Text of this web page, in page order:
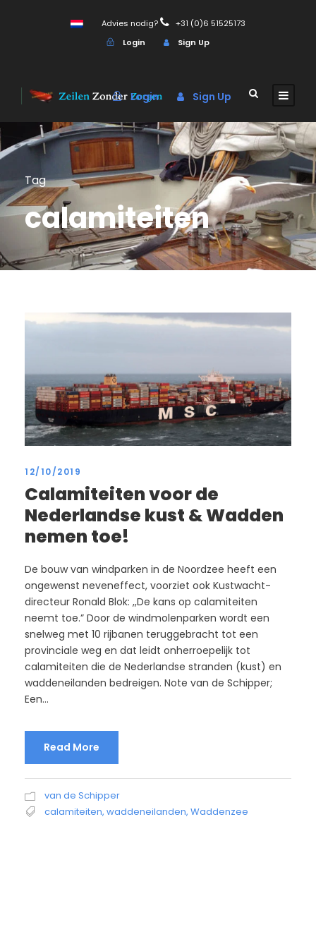
Advies nodig?
+31 (0)6 51525173
Login
Sign Up
Login Sign Up
Tag
calamiteiten
12/10/2019
Calamiteiten voor de
Nederlandse kust & Wadden
nemen toe!
De bouw van windparken in de Noordzee heeft een
ongewenst neveneffect, voorziet ook Kustwacht-
directeur Ronald Blok: ,,De kans op calamiteiten
neemt toe.” Door de windmolenparken wordt een
snelweg met 10 rijbanen teruggebracht tot een
provinciale weg en dat leidt onherroepelijk tot
calamiteiten die de Nederlandse stranden (kust) en
waddeneilanden bedreigen. Note van de Schipper;
Een...
Read More
van de Schipper
calamiteiten, waddeneilanden, Waddenzee